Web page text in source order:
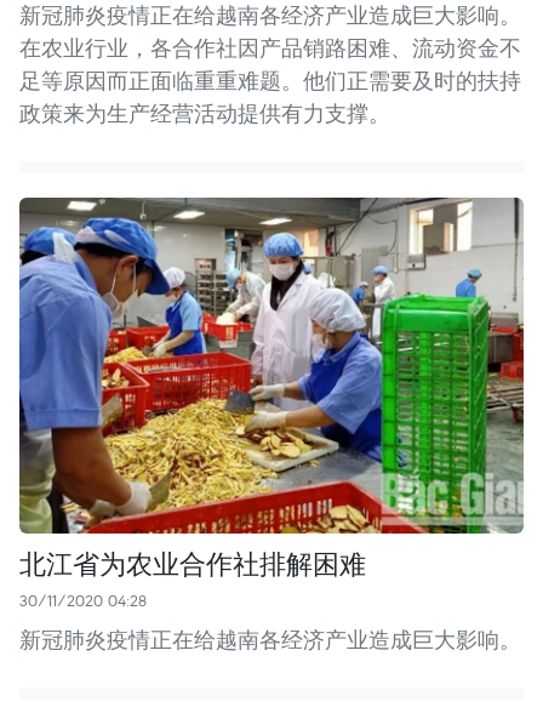
新冠肺炎疫情正在给越南各经济产业造成巨大影响。
在农业行业，各合作社因产品销路困难、流动资金不
足等原因而正面临重重难题。他们正需要及时的扶持
政策来为生产经营活动提供有力支撑。
北江省为农业合作社排解困难
30/11/2020 04:28
新冠肺炎疫情正在给越南各经济产业造成巨大影响。